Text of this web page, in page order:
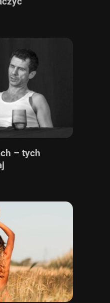
– tych